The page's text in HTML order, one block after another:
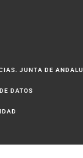
JUNTA DE
DATOS